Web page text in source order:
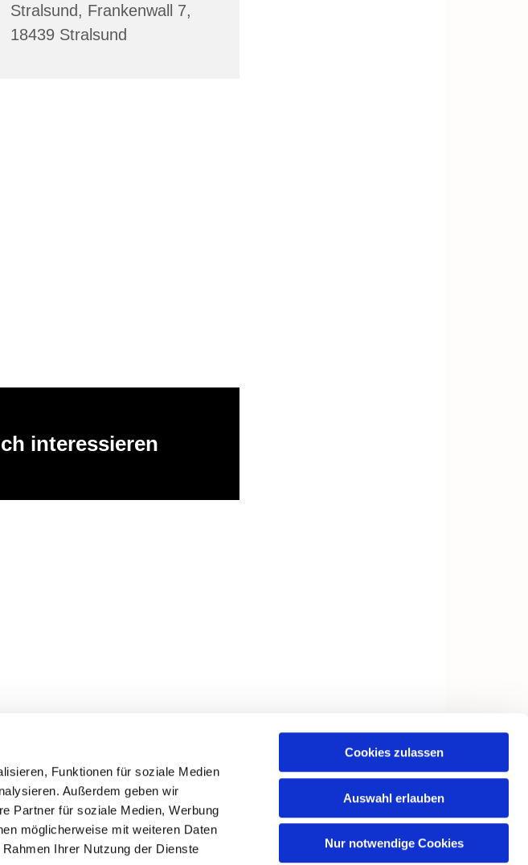
Funktionen für soziale Medien
Außerdem geben wir
Partner für soziale Medien, Werbung
möglicherweise mit weiteren Daten
Ihrer Nutzung der Dienste
Cookies zulassen
Auswahl erlauben
Nur notwendige Cookies
Stralsund, Frankenwall 7,
18439 Stralsund
interessieren